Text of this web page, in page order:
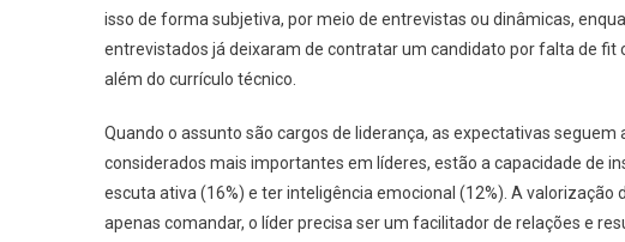
isso de forma subjetiva, por meio de entrevistas ou dinâmicas,
entrevistados já deixaram de contratar um candidato por falta de
além do currículo técnico.
Quando o assunto são cargos de liderança, as expectativas
considerados mais importantes em líderes, estão a capacidade de
escuta ativa (16%) e ter inteligência emocional (12%). A
apenas comandar, o líder precisa ser um facilitador de relações e